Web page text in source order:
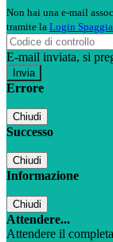
Non hai una e-mail
tramite la Login
E-mail inviata, si
Errore
Chiudi
Successo
Chiudi
Informazione
Chiudi
Attendere...
Attendere il